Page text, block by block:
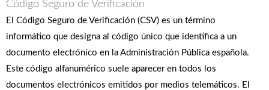
Código Seguro de Verificación
El Código Seguro de Verificación (CSV) es un término
informático que designa al código único que identifica a un
documento electrónico en la Administración Pública española.
Este código alfanumérico suele aparecer en todos los
documentos electrónicos emitidos por medios telemáticos. El